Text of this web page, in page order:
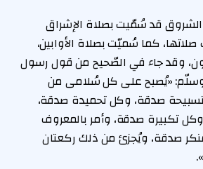
قد سُمّيت بصلاة الإشراق
كما سُميّت بصلاة الأوابين،
وقد جاء في الصّحيح من قول رسول
وسلّم: «يُصبح على كل سُلامى من
صدقة، وكل تحميدة صدقة،
تكبيرة صدقة، وأمر بالمعروف
صدقة، ويُجزئ من ذلك ركعتان